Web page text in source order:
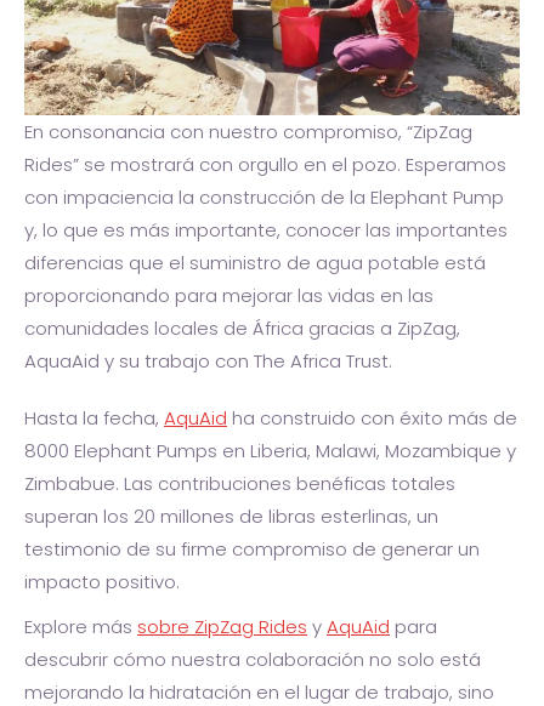
En consonancia con nuestro compromiso, “ZipZag
Rides” se mostrará con orgullo en el pozo. Esperamos
con impaciencia la construcción de la Elephant Pump
y, lo que es más importante, conocer las importantes
diferencias que el suministro de agua potable está
proporcionando para mejorar las vidas en las
comunidades locales de África gracias a ZipZag,
AquaAid y su trabajo con The Africa Trust.
Hasta la fecha, AquAid ha construido con éxito más de
8000 Elephant Pumps en Liberia, Malawi, Mozambique y
Zimbabue. Las contribuciones benéficas totales
superan los 20 millones de libras esterlinas, un
testimonio de su firme compromiso de generar un
impacto positivo.
Explore más sobre ZipZag Rides yAquAid para
descubrir cómo nuestra colaboración no solo está
mejorando la hidratación en el lugar de trabajo, sino